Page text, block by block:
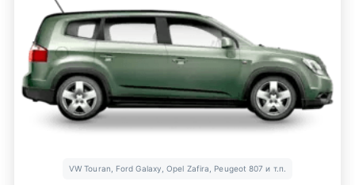
VW Touran, Ford Galaxy, Opel Zafira, Peugeot 807 и т.п.